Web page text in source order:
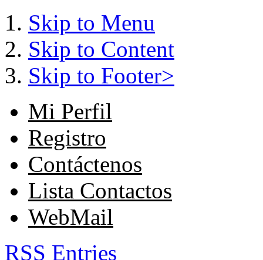
Skip to Menu
Skip to Content
Skip to Footer>
Mi Perfil
Registro
Contáctenos
Lista Contactos
WebMail
RSS Entries